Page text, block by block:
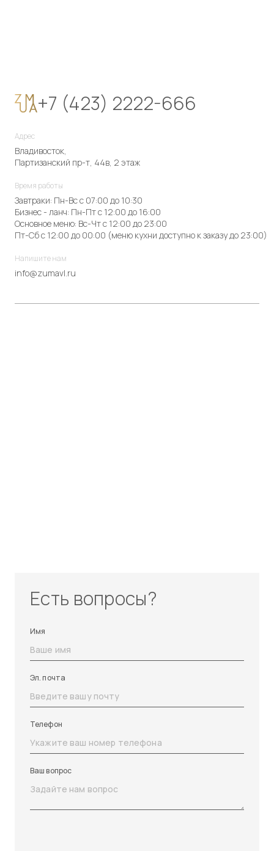
+7 (423) 2222-666
Адрес
Владивосток,
Партизанский пр-т, 44в, 2 этаж
Время работы
Завтраки: Пн-Вс с 07:00 до 10:30
Бизнес - ланч: Пн-Пт с 12:00 до 16:00
Основное меню: Вс-Чт с 12:00 до 23:00
Пт-Сб с 12:00 до 00:00 (меню кухни доступно к заказу до 23:00)
Напишите нам
info@zumavl.ru
Есть вопросы?
Имя
Эл. почта
Телефон
Ваш вопрос